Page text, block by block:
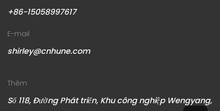
+86-15058997617
E-mail
shirley@cnhune.com
Thêm
Số 118, Đường Phát triển, Khu công nghiệp Wengyang,